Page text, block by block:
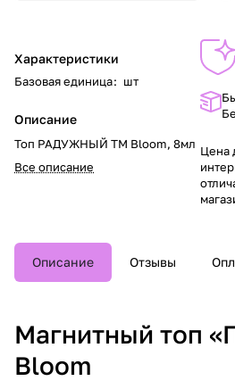
Характеристики
Базовая единица: шт
Описание
Топ РАДУЖНЫЙ TM Bloom, 8мл
Все описание
Цена
Описание Отзывы
Магнитный топ
Bloom